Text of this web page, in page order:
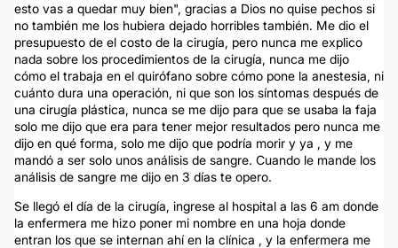
esto vas a quedar muy bien", gracias a Dios no quise pechos si
no también me los hubiera dejado horribles también. Me dio el
presupuesto de el costo de la cirugía, pero nunca me explico
nada sobre los procedimientos de la cirugía, nunca me dijo
cómo el trabaja en el quirófano sobre cómo pone la anestesia, ni
cuánto dura una operación, ni que son los síntomas después de
una cirugía plástica, nunca se me dijo para que se usaba la faja
solo me dijo que era para tener mejor resultados pero nunca me
dijo en qué forma, solo me dijo que podría morir y ya , y me
mandó a ser solo unos análisis de sangre. Cuando le mande los
análisis de sangre me dijo en 3 días te opero.
Se llegó el día de la cirugía, ingrese al hospital a las 6 am donde
la enfermera me hizo poner mi nombre en una hoja donde
entran los que se internan ahí en la clínica , y la enfermera me